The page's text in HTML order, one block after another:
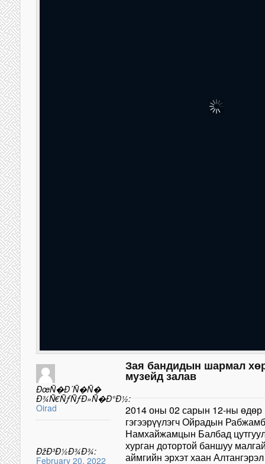
ÐœÑ�Ð´Ñ�Ñ�
Ð¾Ñ€ÑƒÑƒÐ»Ñ�Ð°Ð½:
Oirad
ÐžÐ³Ð½Ð¾Ð¾:
February 20, 2022
Зая бандидын шармал
музейд залав
2014 оны 02 сарын 12-ны
гэгээрүүлэгч Ойрадын
Намхайжамцын Балбад
хурган дотортой баншуу
аймгийн эрхэт хаан